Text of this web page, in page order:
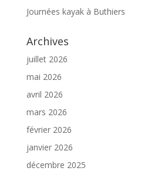
Journées kayak à Buthiers
Archives
juillet 2026
mai 2026
avril 2026
mars 2026
février 2026
janvier 2026
décembre 2025